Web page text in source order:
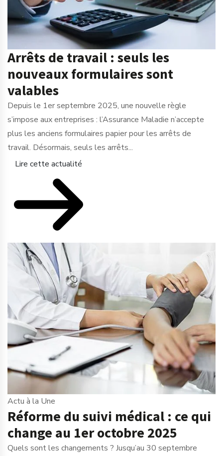
Arrêts de travail : seuls les
nouveaux formulaires sont
valables
Depuis le 1er septembre 2025, une nouvelle règle
s’impose aux entreprises : l’Assurance Maladie n’accepte
plus les anciens formulaires papier pour les arrêts de
travail. Désormais, seuls les arrêts...
Lire cette actualité
Actu à la Une
Réforme du suivi médical : ce qui
change au 1er octobre 2025
Quels sont les changements ? Jusqu’au 30 septembre